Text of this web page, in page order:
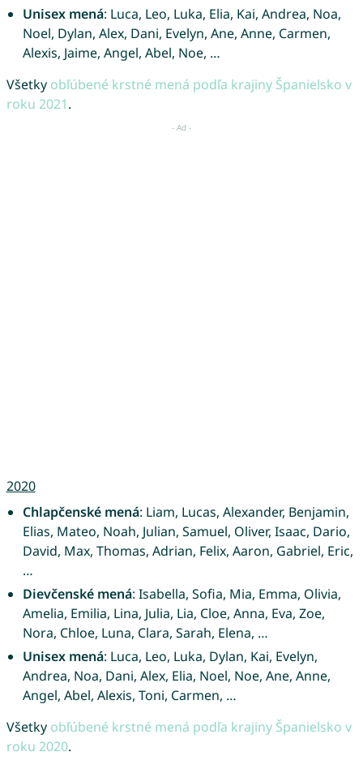
Unisex mená: Luca, Leo, Luka, Elia, Kai, Andrea, Noa,
Noel, Dylan, Alex, Dani, Evelyn, Ane, Anne, Carmen,
Alexis, Jaime, Angel, Abel, Noe, …
Všetky obľúbené krstné mená podľa krajiny Španielsko v
roku 2021.
2020
Chlapčenské mená: Liam, Lucas, Alexander, Benjamin,
Elias, Mateo, Noah, Julian, Samuel, Oliver, Isaac, Dario,
David, Max, Thomas, Adrian, Felix, Aaron, Gabriel, Eric,
…
Dievčenské mená: Isabella, Sofia, Mia, Emma, Olivia,
Amelia, Emilia, Lina, Julia, Lia, Cloe, Anna, Eva, Zoe,
Nora, Chloe, Luna, Clara, Sarah, Elena, …
Unisex mená: Luca, Leo, Luka, Dylan, Kai, Evelyn,
Andrea, Noa, Dani, Alex, Elia, Noel, Noe, Ane, Anne,
Angel, Abel, Alexis, Toni, Carmen, …
Všetky obľúbené krstné mená podľa krajiny Španielsko v
roku 2020.